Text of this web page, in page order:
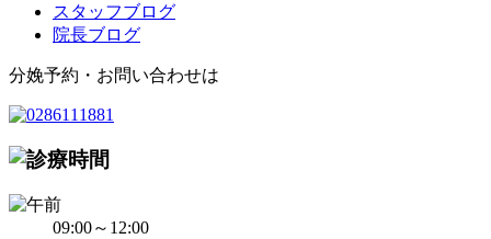
スタッフブログ
院長ブログ
分娩予約・お問い合わせは
09:00～12:00